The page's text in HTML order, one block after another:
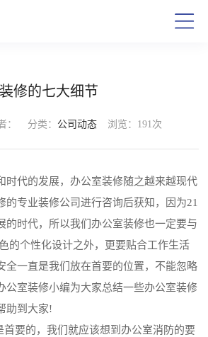
修的七大细节
： 分类： 公司动态 浏览： 191次
代的发展，办公室装修随之越来越现代
的专业装修公司进行咨询后获知，因为21
的时代，所以我们办公室装修也一定要与
的个性化设计之外，更要贴合工作生活
全一直是我们放在首要的位置，不能忽略
公室装修小编为大家总结一些办公室装修
助到大家!
要的，我们就应该想到办公室消防的要